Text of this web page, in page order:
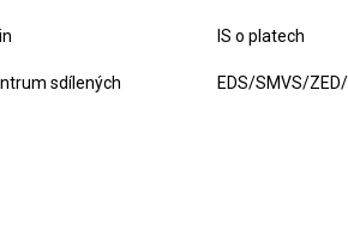
sdílených
IS o platech
EDS/SMVS/